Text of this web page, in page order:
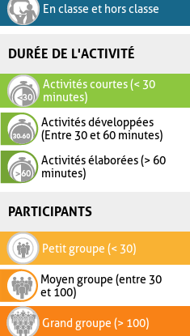
En classe et hors classe
DURÉE DE L'ACTIVITÉ
Activités courtes (< 30
minutes)
Activités développées
(Entre 30 et 60 minutes)
Activités élaborées (> 60
minutes)
PARTICIPANTS
Petit groupe (< 30)
Moyen groupe (entre 30
et 100)
Grand groupe (> 100)